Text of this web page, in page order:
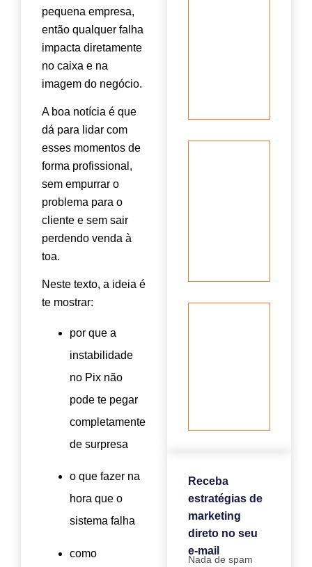
pequena empresa,
então qualquer falha
impacta diretamente
no caixa e na
imagem do negócio.
A boa notícia é que
dá para lidar com
esses momentos de
forma profissional,
sem empurrar o
problema para o
cliente e sem sair
perdendo venda à
toa.
Neste texto, a ideia é
te mostrar:
por que a
instabilidade
no Pix não
pode te pegar
completamente
de surpresa
o que fazer na
hora que o
sistema falha
como
Receba
estratégias de
marketing
direto no seu
e-mail
Nada de spam